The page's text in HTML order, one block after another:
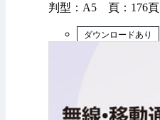
判型：A5 頁：176頁
ダウンロードあり